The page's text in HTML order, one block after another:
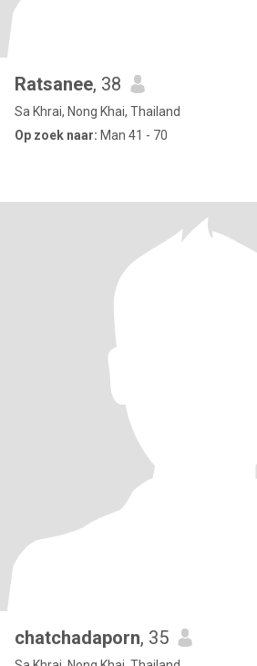
Ratsanee, 38
Sa Khrai, Nong Khai, Thailand
Op zoek naar: Man 41 - 70
chatchadaporn, 35